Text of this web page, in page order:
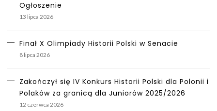
Ogłoszenie
13 lipca 2026
Finał X Olimpiady Historii Polski w Senacie
8 lipca 2026
Zakończył się IV Konkurs Historii Polski dla Polonii i
Polaków za granicą dla Juniorów 2025/2026
12 czerwca 2026